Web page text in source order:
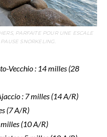
PARFAITE POUR UNE ESCALE
SNORKELING.
Vecchio : 14 milles (28
: 7 milles (14 A/R)
(7 A/R)
(10 A/R)